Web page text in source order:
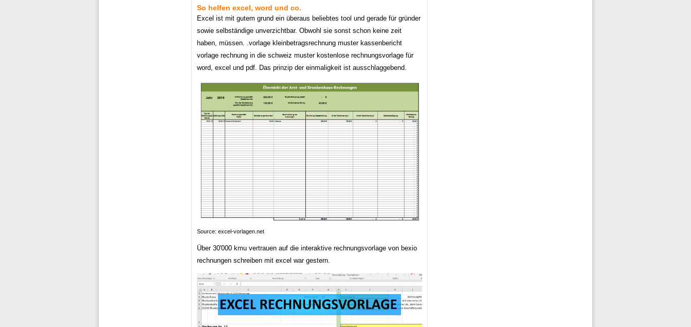
So helfen excel, word und co.
Excel ist mit gutem grund ein überaus beliebtes tool und gerade für gründer
sowie selbständige unverzichtbar. Obwohl sie sonst schon keine zeit
haben, müssen. .vorlage kleinbetragsrechnung muster kassenbericht
vorlage rechnung in die schweiz muster kostenlose rechnungsvorlage für
word, excel und pdf. Das prinzip der einmaligkeit ist ausschlaggebend.
Source: excel-vorlagen.net
Über 30'000 kmu vertrauen auf die interaktive rechnungsvorlage von bexio
rechnungen schreiben mit excel war gestern.